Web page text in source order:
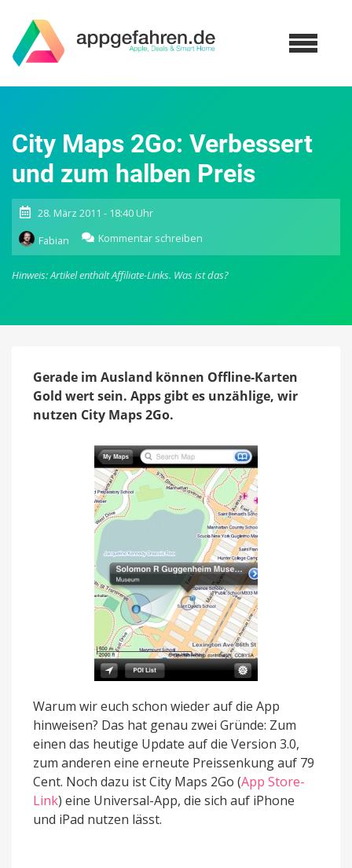
City Maps 2Go: Verbessert
und zum halben Preis
28. März 2011 - 18:40 Uhr
Fabian
Kommentar schreiben
City
Maps
2Go:
zum
Hinweis: Artikel enthält Affiliate-Links. Was ist das?
Gerade im Ausland können Offline-Karten
Gold wert sein. Apps gibt es unzählige, wir
nutzen City Maps 2Go.
Warum wir euch schon wieder auf die App
hinweisen? Das hat genau zwei Gründe: Zum
einen das heutige Update auf die Version 3.0,
zum anderen eine erneute Preissenkung auf 79
Cent. Noch dazu ist City Maps 2Go (App Store-
Link) eine Universal-App, die sich auf iPhone
und iPad nutzen lässt.